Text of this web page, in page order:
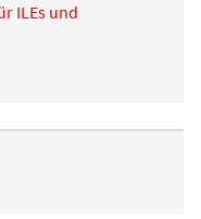
ILEs und